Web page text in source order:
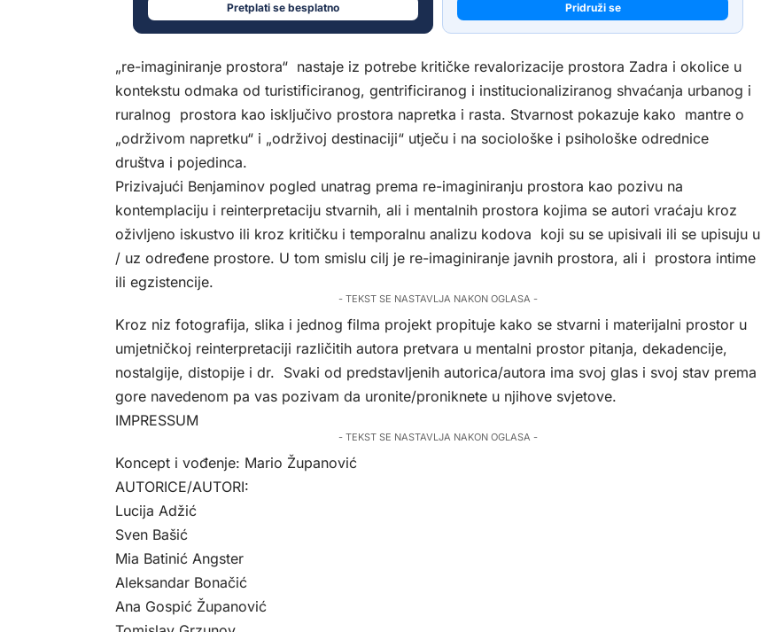
Pretplati se besplatno Pridruži se
„re-imaginiranje prostora“ nastaje iz potrebe kritičke revalorizacije prostora Zadra i okolice u
kontekstu odmaka od turistificiranog, gentrificiranog i institucionaliziranog shvaćanja urbanog i
ruralnog prostora kao isključivo prostora napretka i rasta. Stvarnost pokazuje kako mantre o
„održivom napretku“ i „održivoj destinaciji“ utječu i na sociološke i psihološke odrednice
društva i pojedinca.
Prizivajući Benjaminov pogled unatrag prema re-imaginiranju prostora kao pozivu na
kontemplaciju i reinterpretaciju stvarnih, ali i mentalnih prostora kojima se autori vraćaju kroz
oživljeno iskustvo ili kroz kritičku i temporalnu analizu kodova koji su se upisivali ili se upisuju u
/ uz određene prostore. U tom smislu cilj je re-imaginiranje javnih prostora, ali i prostora intime
ili egzistencije.
- TEKST SE NASTAVLJA NAKON OGLASA -
Kroz niz fotografija, slika i jednog filma projekt propituje kako se stvarni i materijalni prostor u
umjetničkoj reinterpretaciji različitih autora pretvara u mentalni prostor pitanja, dekadencije,
nostalgije, distopije i dr. Svaki od predstavljenih autorica/autora ima svoj glas i svoj stav prema
gore navedenom pa vas pozivam da uronite/proniknete u njihove svjetove.
IMPRESSUM
- TEKST SE NASTAVLJA NAKON OGLASA -
Koncept i vođenje: Mario Županović
AUTORICE/AUTORI:
Lucija Adžić
Sven Bašić
Mia Batinić Angster
Aleksandar Bonačić
Ana Gospić Županović